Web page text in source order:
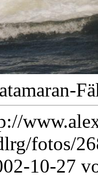
fotos/
10-27